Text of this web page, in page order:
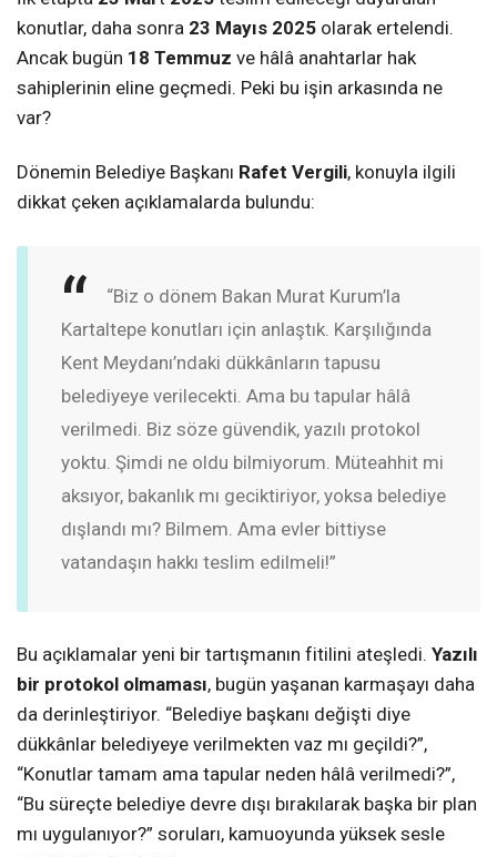
konutlar, daha sonra 23 Mayıs 2025 olarak ertelendi.
Ancak bugün 18 Temmuz ve hâlâ anahtarlar hak
sahiplerinin eline geçmedi. Peki bu işin arkasında ne
var?
Dönemin Belediye Başkanı Rafet Vergili, konuyla ilgili
dikkat çeken açıklamalarda bulundu:
“Biz o dönem Bakan Murat Kurum’la
Kartaltepe konutları için anlaştık. Karşılığında
Kent Meydanı’ndaki dükkânların tapusu
belediyeye verilecekti. Ama bu tapular hâlâ
verilmedi. Biz söze güvendik, yazılı protokol
yoktu. Şimdi ne oldu bilmiyorum. Müteahhit mi
aksıyor, bakanlık mı geciktiriyor, yoksa belediye
dışlandı mı? Bilmem. Ama evler bittiyse
vatandaşın hakkı teslim edilmeli!”
Bu açıklamalar yeni bir tartışmanın fitilini ateşledi. Yazılı
bir protokol olmaması, bugün yaşanan karmaşayı daha
da derinleştiriyor. “Belediye başkanı değişti diye
dükkânlar belediyeye verilmekten vaz mı geçildi?”,
“Konutlar tamam ama tapular neden hâlâ verilmedi?”,
“Bu süreçte belediye devre dışı bırakılarak başka bir plan
mı uygulanıyor?” soruları, kamuoyunda yüksek sesle